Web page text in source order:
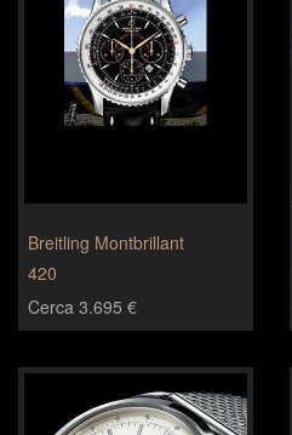
Breitling Montbrillant
420
Cerca 3.695 €